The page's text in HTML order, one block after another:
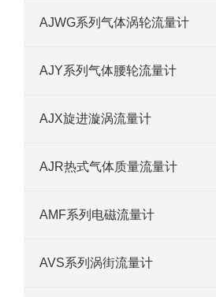
AJWG系列气体涡轮流量计
AJY系列气体腰轮流量计
AJX旋进漩涡流量计
AJR热式气体质量流量计
AMF系列电磁流量计
AVS系列涡街流量计